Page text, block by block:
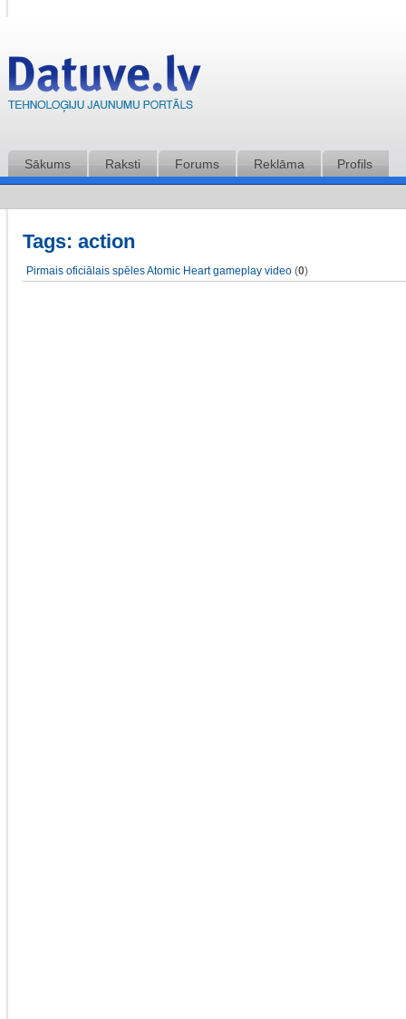
Sākums Raksti Forums Reklāma Profils
Tags: action
Pirmais oficiālais spēles Atomic Heart gameplay video (0)